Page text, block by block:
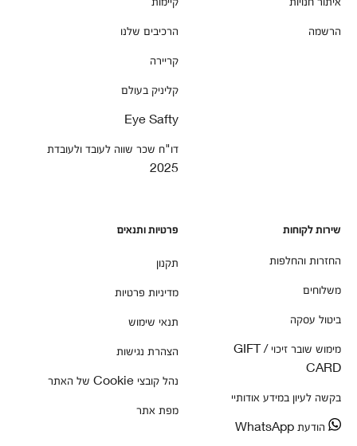
הרשמה
הרכיבים שלנו
קריירה
קליניק בעולם
Eye Safty
דו"ח שכר שווה לעובד ולעובדת
2025
שירות לקוחות
החזרות והחלפות
משלוחים
ביטול עסקה
מימוש שובר זיכוי / GIFT
CARD
בקשה לעיון במידע אודותיי
הודעת WhatsApp
פרטיות ותנאים
תקנון
מדיניות פרטיות
תנאי שימוש
הצהרת נגישות
נהל קובצי Cookie של האתר
מפת אתר